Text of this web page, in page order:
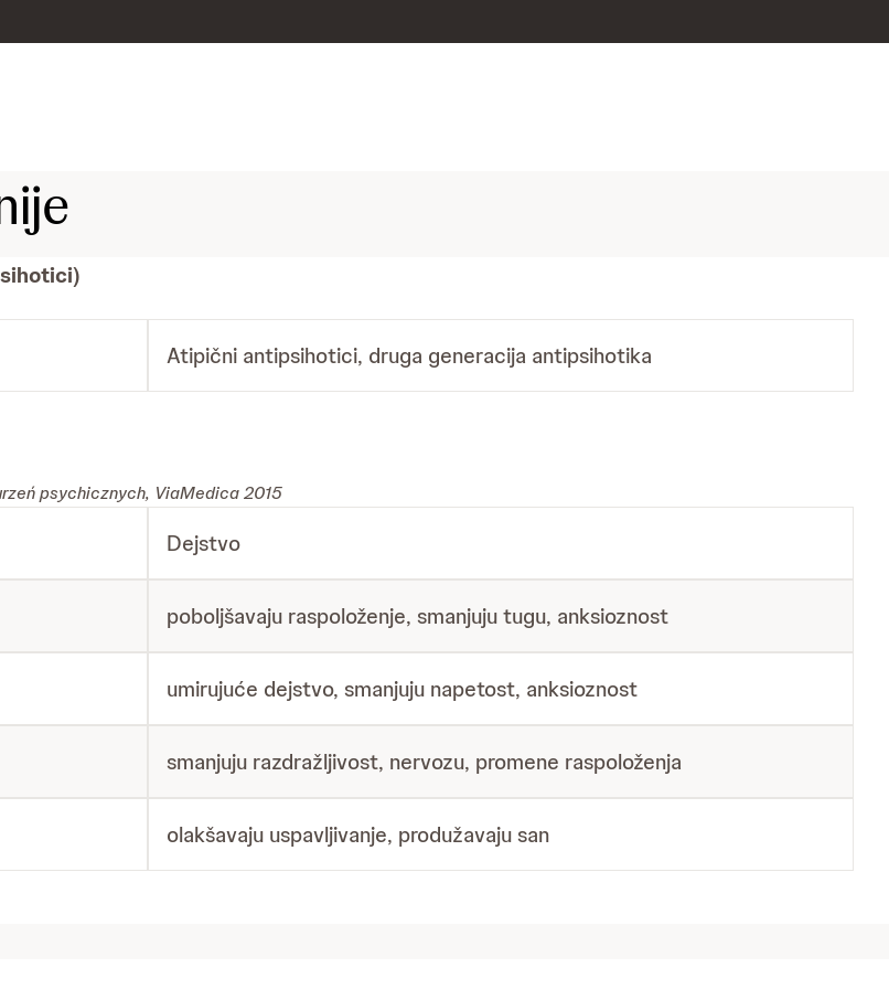
Atipični antipsihotici, druga generacija antipsihotika
psychicznych, ViaMedica 2015
Dejstvo
poboljšavaju raspoloženje, smanjuju tugu, anksioznost
umirujuće dejstvo, smanjuju napetost, anksioznost
smanjuju razdražljivost, nervozu, promene raspoloženja
olakšavaju uspavljivanje, produžavaju san